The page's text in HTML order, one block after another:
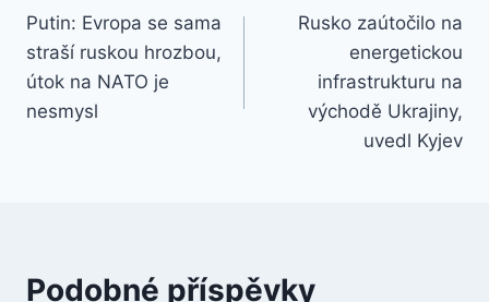
pro
příspěvek
Putin: Evropa se sama
straší ruskou hrozbou,
útok na NATO je
nesmysl
Rusko zaútočilo na
energetickou
infrastrukturu na
východě Ukrajiny,
uvedl Kyjev
Podobné příspěvky